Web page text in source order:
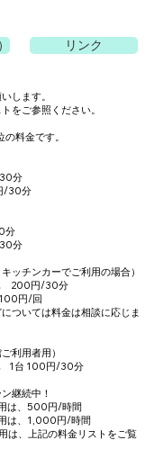
リンク
します。
をご参照ください。
料金です。
分
30分
分
ッチンカーでご利用の場合）
200円/30分
円/回
いては料金は相談に応じま
利用者用）
1台 100円/30分
継続中！
は、500円/時間
は、1,000円/時間
、上記の料金リストをご覧